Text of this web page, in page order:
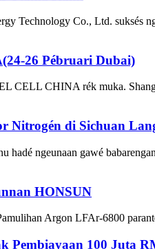
Technology Co., Ltd. suksés
26 Pébruari Dubai)
CHINA rék muka.
Nitrogén di Sichuan
hadé ngeunaan gawé
HONSUN
Argon LFAr-6800
Pembiayaan 100 Juta